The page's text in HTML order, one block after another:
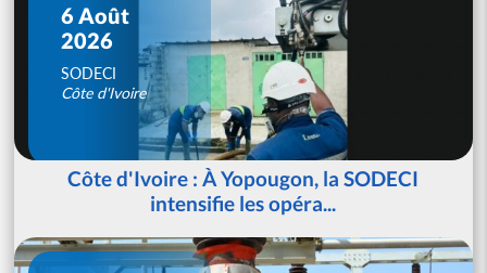
6 Août
2026
SODECI
Côte d'Ivoire
Côte d'Ivoire : À Yopougon, la SODECI
intensifie les opéra...